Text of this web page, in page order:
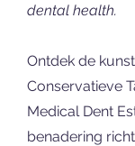
dental health.
Ontdek de
Conservatieve
Medical Dent
benadering